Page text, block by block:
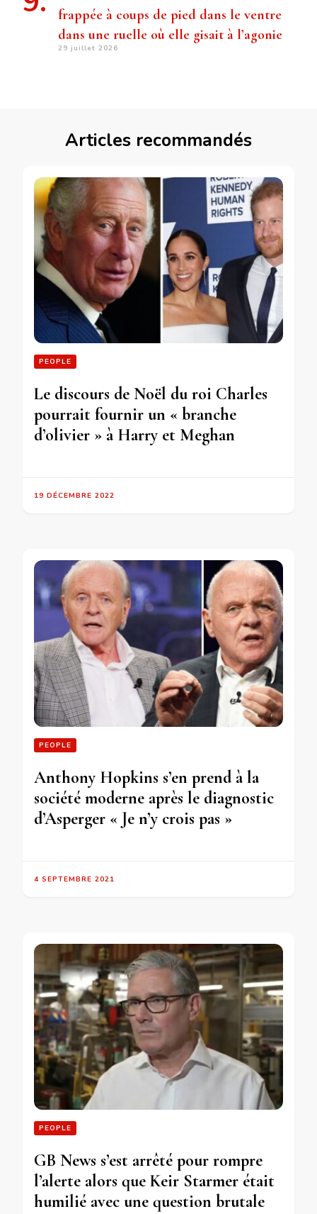
frappée à coups de pied dans le ventre
dans une ruelle où elle gisait à l’agonie
29 juillet 2026
Articles recommandés
PEOPLE
Le discours de Noël du roi Charles
pourrait fournir un « branche
d’olivier » à Harry et Meghan
19 DÉCEMBRE 2022
PEOPLE
Anthony Hopkins s’en prend à la
société moderne après le diagnostic
d’Asperger « Je n’y crois pas »
4 SEPTEMBRE 2021
PEOPLE
GB News s’est arrêté pour rompre
l’alerte alors que Keir Starmer était
humilié avec une question brutale